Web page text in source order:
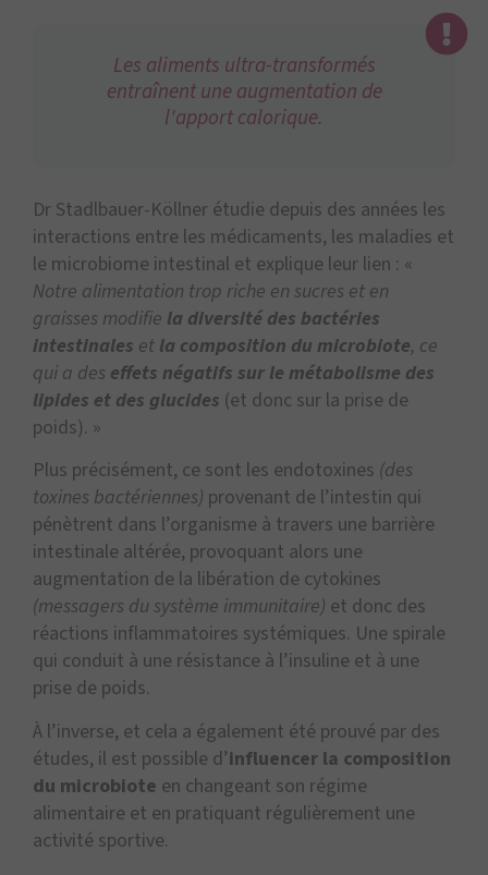
Les aliments ultra-transformés
entraînent une augmentation de
l'apport calorique.
Dr Stadlbauer-Köllner étudie depuis des années les
interactions entre les médicaments, les maladies et
le microbiome intestinal et explique leur lien : «
Notre alimentation trop riche en sucres et en
graisses modifie la diversité des bactéries
intestinales et la composition du microbiote, ce
qui a des effets négatifs sur le métabolisme des
lipides et des glucides (et donc sur la prise de
poids). »
Plus précisément, ce sont les endotoxines (des
toxines bactériennes) provenant de l’intestin qui
pénètrent dans l’organisme à travers une barrière
intestinale altérée, provoquant alors une
augmentation de la libération de cytokines
(messagers du système immunitaire) et donc des
réactions inflammatoires systémiques. Une spirale
qui conduit à une résistance à l’insuline et à une
prise de poids.
À l’inverse, et cela a également été prouvé par des
études, il est possible d’influencer la composition
du microbiote en changeant son régime
alimentaire et en pratiquant régulièrement une
activité sportive.